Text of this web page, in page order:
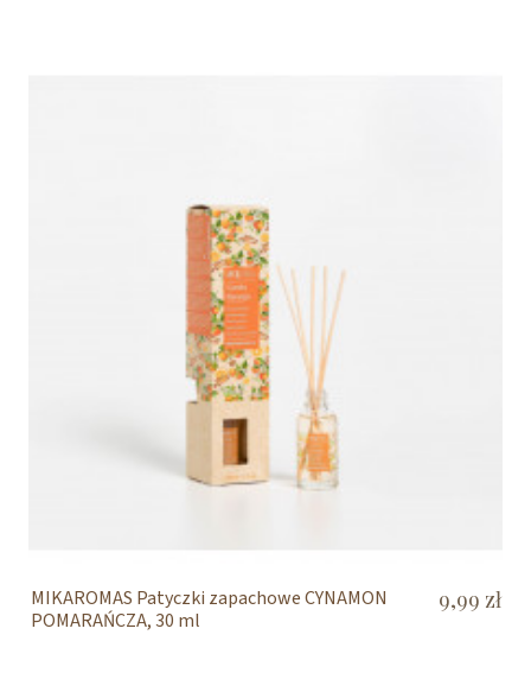
MIKAROMAS Patyczki zapachowe CYNAMON
POMARAŃCZA, 30 ml
9,99 zł